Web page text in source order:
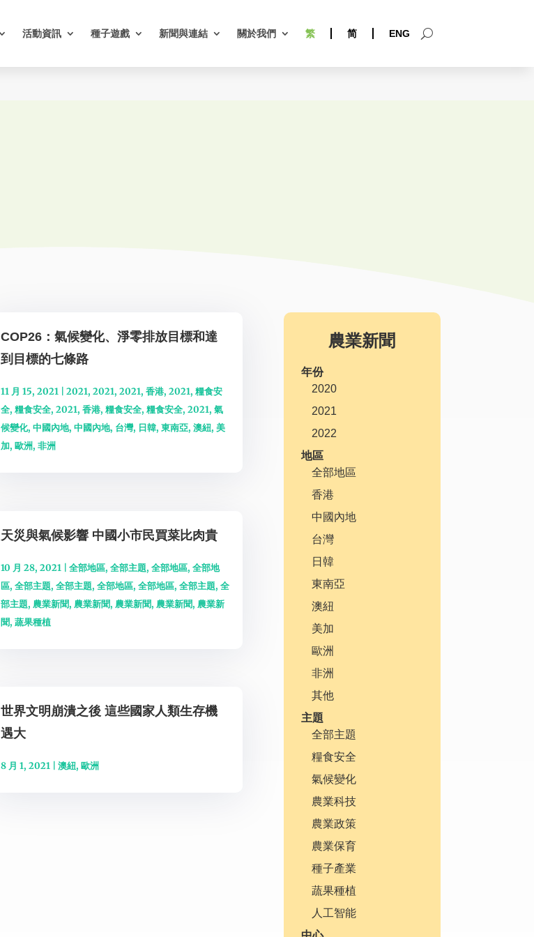
活動資訊 種子遊戲 新聞與連結 關於我們 繁 简 ENG
COP26：氣候變化、淨零排放目標和達
到目標的七條路
11 月 15, 2021| 2021, 2021, 2021, 香港, 2021, 糧食安
全, 糧食安全, 2021, 香港, 糧食安全, 糧食安全, 2021, 氣
候變化, 中國內地, 中國內地, 台灣, 日韓, 東南亞, 澳紐, 美
加, 歐洲, 非洲
天災與氣候影響 中國小市民買菜比肉貴
10 月 28, 2021| 全部地區, 全部主題, 全部地區, 全部地
區, 全部主題, 全部主題, 全部地區, 全部地區, 全部主題, 全
部主題, 農業新聞, 農業新聞, 農業新聞, 農業新聞, 農業新
聞, 蔬果種植
世界文明崩潰之後 這些國家人類生存機
遇大
8 月 1, 2021| 澳紐, 歐洲
農業新聞
年份
2020
2021
2022
地區
全部地區
香港
中國內地
台灣
日韓
東南亞
澳紐
美加
歐洲
非洲
其他
主題
全部主題
糧食安全
氣候變化
農業科技
農業政策
農業保育
種子產業
蔬果種植
人工智能